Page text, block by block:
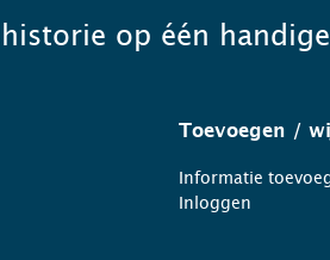
op één
Toevoegen /
Informatie
Inloggen